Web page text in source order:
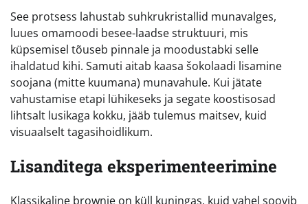
See protsess lahustab suhkrukristallid munavalges,
luues omamoodi besee-laadse struktuuri, mis
küpsemisel tõuseb pinnale ja moodustabki selle
ihaldatud kihi. Samuti aitab kaasa šokolaadi lisamine
soojana (mitte kuumana) munavahule. Kui jätate
vahustamise etapi lühikeseks ja segate koostisosad
lihtsalt lusikaga kokku, jääb tulemus maitsev, kuid
visuaalselt tagasihoidlikum.
Lisanditega eksperimenteerimine
Klassikaline brownie on küll kuningas, kuid vahel soovib